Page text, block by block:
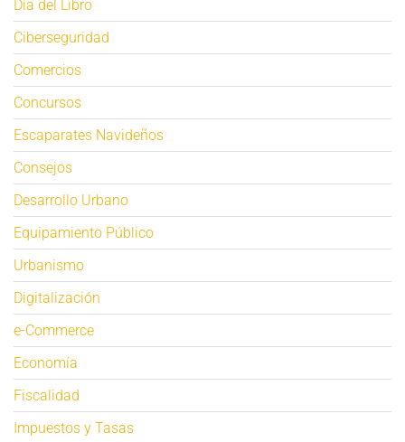
Día del Libro
Ciberseguridad
Comercios
Concursos
Escaparates Navideños
Consejos
Desarrollo Urbano
Equipamiento Público
Urbanismo
Digitalización
e-Commerce
Economía
Fiscalidad
Impuestos y Tasas